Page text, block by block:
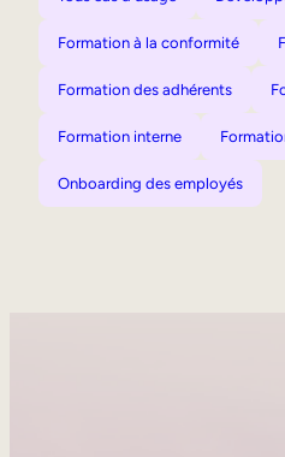
Formation à la conformité
Formation des adhérents
Formation interne
Onboarding des employés